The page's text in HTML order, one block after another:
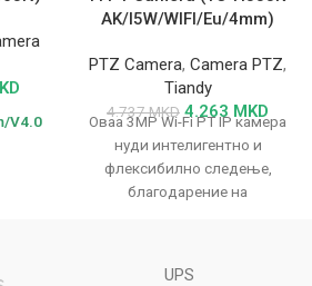
V4.0
AK/I5W/WIFI/Eu/4mm)
PTZ Camera, Camera PTZ,
Tiandy
4.737MKD 4.263 MKD
Оваа 3MP Wi-Fi PT IP камера
нуди интелигентно и
флексибилно следење,
благодарение на
UPS